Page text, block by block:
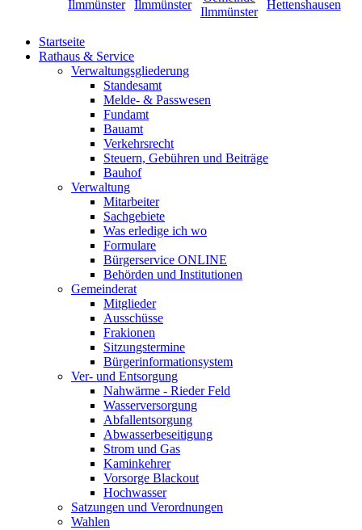
Startseite
Rathaus & Service
Verwaltungsgliederung
Standesamt
Melde- & Passwesen
Fundamt
Bauamt
Verkehrsrecht
Steuern, Gebühren und Beiträge
Bauhof
Verwaltung
Mitarbeiter
Sachgebiete
Was erledige ich wo
Formulare
Bürgerservice ONLINE
Behörden und Institutionen
Gemeinderat
Mitglieder
Ausschüsse
Frakionen
Sitzungstermine
Bürgerinformationsystem
Ver- und Entsorgung
Nahwärme - Rieder Feld
Wasserversorgung
Abfallentsorgung
Abwasserbeseitigung
Strom und Gas
Kaminkehrer
Vorsorge Blackout
Hochwasser
Satzungen und Verordnungen
Wahlen